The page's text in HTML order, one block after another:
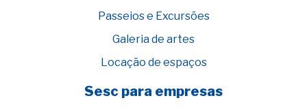
Passeios e Excursões
Galeria de artes
Locação de espaços
Sesc para empresas